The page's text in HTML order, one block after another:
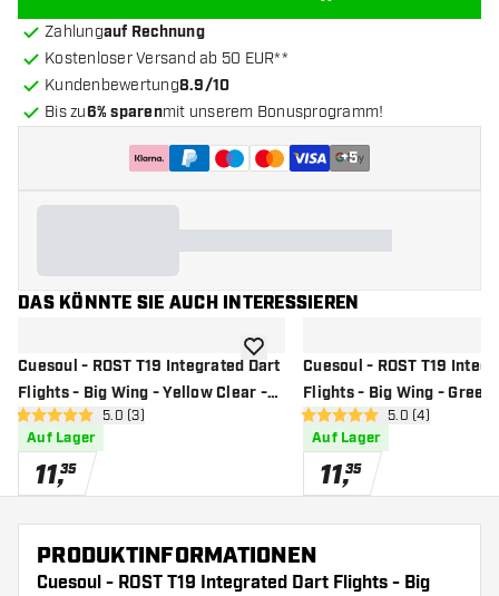
Zahlungauf Rechnung
Kostenloser Versand ab 50 EUR**
Kundenbewertung8.9/10
Bis zu6% sparenmit unserem Bonusprogramm!
+5
DAS KÖNNTE SIE AUCH INTERESSIEREN
Cuesoul - ROST T19 Integrated Dart
Flights - Big Wing - Yellow Clear -
Dart FlightsBewertungsbereich öffnen
5 Bewertungssterne
5.0 (3)
Auf Lager
11,35
Zur Wunschliste hinzufügen
Cuesoul - ROST T19
Flights - Big Wing - Green
Dart Flights
5 Bewertungssterne
5.0 (4)
Auf Lager
11,35
PRODUKTINFORMATIONEN
Cuesoul - ROST T19 Integrated Dart Flights - Big